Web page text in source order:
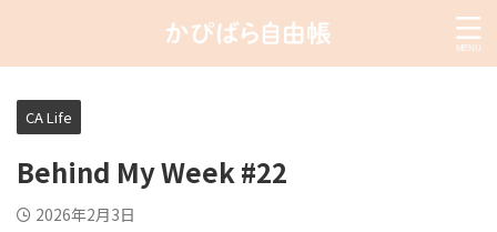
CA Life
Behind My Week #22
2026年2月3日